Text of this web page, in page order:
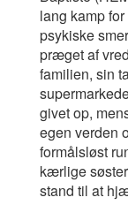
lang kamp
psykiske
præget af
familien, sin
givet op,
egen verden
formålsløst
kærlige
stand til at